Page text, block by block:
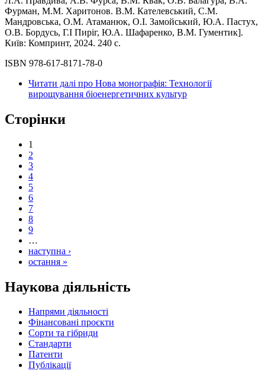
Фурман, М.М. Харитонов. В.М. Кателевський, С.М.
Мандровська, О.М. Атаманюк, О.І. Замойський, Ю.А. Пастух,
О.В. Бордусь, Г.І Пиріг, Ю.А. Шафаренко, В.М. Гументик].
Київ: Компринт, 2024. 240 с.
ISBN 978-617-8171-78-0
Читати далі про Нова монографія: Технології
вирощування біоенергетичних культур
Сторінки
1
2
3
4
5
6
7
8
9
…
наступна ›
остання »
Наукова діяльність
Напрями діяльності
Фінансовані проєкти
Сорти та гібриди
Стандарти
Патенти
Публікації